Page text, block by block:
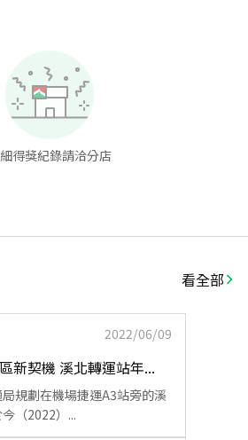
得獎紀錄請洽分店
看全部
2022/06/09
新契機 溪北轉運站年...
規劃在機場捷運A3站旁的溪
（2022）...